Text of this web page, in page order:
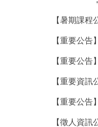
【暑期課
【重要公
【重要公
【重要資訊
【重要公
【徵人資